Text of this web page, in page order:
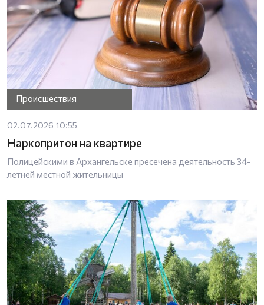
Происшествия
02.07.2026 10:55
Наркопритон на квартире
Полицейскими в Архангельске пресечена деятельность 34-
летней местной жительницы